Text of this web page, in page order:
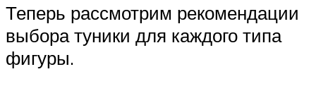
Теперь рассмотрим рекомендации
выбора туники для каждого типа
фигуры.